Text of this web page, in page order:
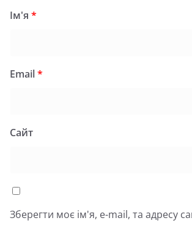
Ім'я *
Email*
Сайт
Зберегти моє ім'я, e-mail, та адресу